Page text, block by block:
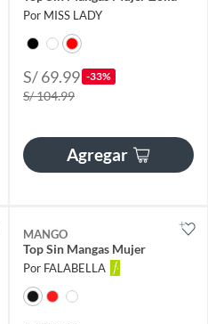
Por MISS LADY
S/ 69.99 -33%
S/ 104.99
Agregar
MANGO
Top Sin Mangas Mujer
Por FALABELLA